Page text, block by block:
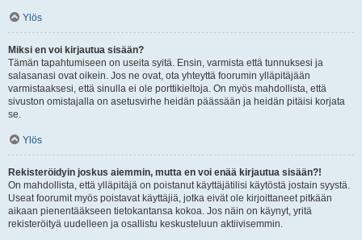
Ylös
Miksi en voi kirjautua sisään?
Tämän tapahtumiseen on useita syitä. Ensin, varmista että tunnuksesi ja
salasanasi ovat oikein. Jos ne ovat, ota yhteyttä foorumin ylläpitäjään
varmistaaksesi, että sinulla ei ole porttikieltoja. On myös mahdollista, että
sivuston omistajalla on asetusvirhe heidän päässään ja heidän pitäisi korjata
se.
Ylös
Rekisteröidyin joskus aiemmin, mutta en voi enää kirjautua sisään?!
On mahdollista, että ylläpitäjä on poistanut käyttäjätilisi käytöstä jostain syystä.
Useat foorumit myös poistavat käyttäjiä, jotka eivät ole kirjoittaneet pitkään
aikaan pienentääkseen tietokantansa kokoa. Jos näin on käynyt, yritä
rekisteröityä uudelleen ja osallistu keskusteluun aktiivisemmin.